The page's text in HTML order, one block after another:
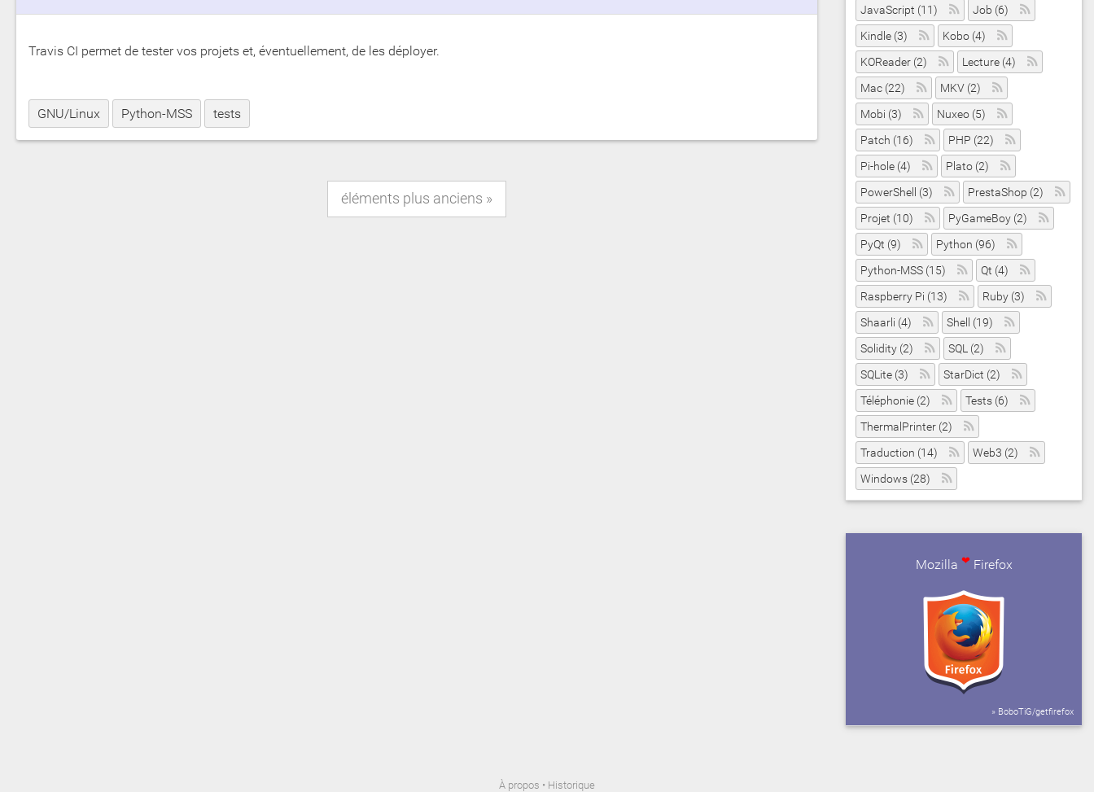
JavaScript (11)
Job (6)
Kindle (3)
Kobo (4)
KOReader (2)
Lecture (4)
Mac (22)
MKV (2)
Mobi (3)
Nuxeo (5)
Patch (16)
PHP (22)
Pi-hole (4)
Plato (2)
PowerShell (3)
PrestaShop (2)
Projet (10)
PyGameBoy (2)
PyQt (9)
Python (96)
Python-MSS (15)
Qt (4)
Raspberry Pi (13)
Ruby (3)
Shaarli (4)
Shell (19)
Solidity (2)
SQL (2)
SQLite (3)
StarDict (2)
Téléphonie (2)
Tests (6)
ThermalPrinter (2)
Traduction (14)
Web3 (2)
Windows (28)
Mozilla ❤ Firefox
» BoboTiG/getfirefox
Travis CI permet de tester vos projets et, éventuellement, de les déployer.
GNU/Linux Python-MSS tests
éléments plus anciens
À propos • Historique